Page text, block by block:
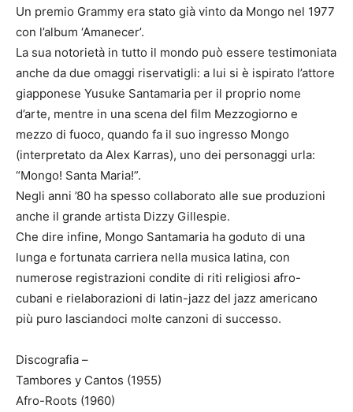
Un premio Grammy era stato già vinto da Mongo nel 1977
con l’album ‘Amanecer’.
La sua notorietà in tutto il mondo può essere testimoniata
anche da due omaggi riservatigli: a lui si è ispirato l’attore
giapponese Yusuke Santamaria per il proprio nome
d’arte, mentre in una scena del film Mezzogiorno e
mezzo di fuoco, quando fa il suo ingresso Mongo
(interpretato da Alex Karras), uno dei personaggi urla:
“Mongo! Santa Maria!”.
Negli anni ’80 ha spesso collaborato alle sue produzioni
anche il grande artista Dizzy Gillespie.
Che dire infine, Mongo Santamaria ha goduto di una
lunga e fortunata carriera nella musica latina, con
numerose registrazioni condite di riti religiosi afro-
cubani e rielaborazioni di latin-jazz del jazz americano
più puro lasciandoci molte canzoni di successo.
Discografia –
Tambores y Cantos (1955)
Afro-Roots (1960)